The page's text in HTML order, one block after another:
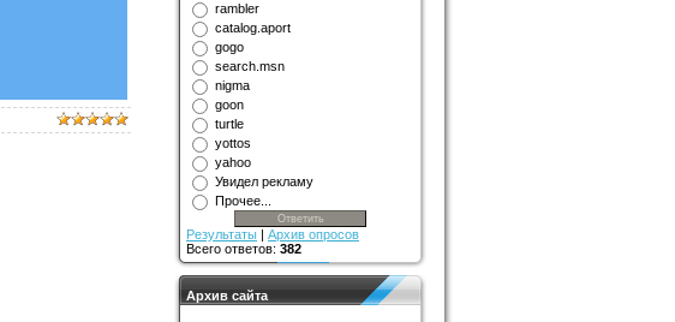
rambler
catalog.aport
gogo
search.msn
nigma
goon
turtle
yottos
yahoo
Увидел рекламу
Прочее...
Результаты | Архив опросов
Всего ответов: 382
Архив сайта